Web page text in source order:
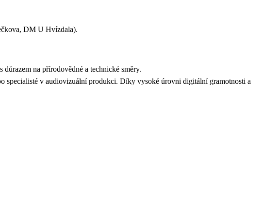
DM U Hvízdala).
na přírodovědné a technické směry.
specialisté v audiovizuální produkci. Díky vysoké úrovni digitální gramotnosti a